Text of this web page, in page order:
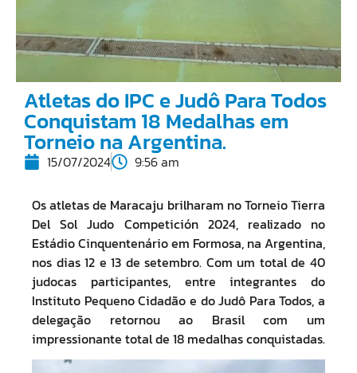
Atletas do IPC e Judô Para Todos
Conquistam 18 Medalhas em
Torneio na Argentina.
15/07/2024 9:56 am
Os atletas de Maracaju brilharam no Torneio Tierra
Del Sol Judo Competición 2024, realizado no
Estádio Cinquentenário em Formosa, na Argentina,
nos dias 12 e 13 de setembro. Com um total de 40
judocas participantes, entre integrantes do
Instituto Pequeno Cidadão e do Judô Para Todos, a
delegação retornou ao Brasil com um
impressionante total de 18 medalhas conquistadas.